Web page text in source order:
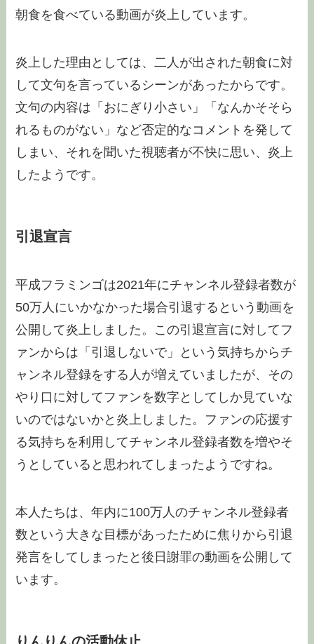
朝食を食べている動画が炎上しています。
炎上した理由としては、二人が出された朝食に対
して文句を言っているシーンがあったからです。
文句の内容は「おにぎり小さい」「なんかそそら
れるものがない」など否定的なコメントを発して
しまい、それを聞いた視聴者が不快に思い、炎上
したようです。
引退宣言
平成フラミンゴは2021年にチャンネル登録者数が
50万人にいかなかった場合引退するという動画を
公開して炎上しました。この引退宣言に対してフ
ァンからは「引退しないで」という気持ちからチ
ャンネル登録をする人が増えていましたが、その
やり口に対してファンを数字としてしか見ていな
いのではないかと炎上しました。ファンの応援す
る気持ちを利用してチャンネル登録者数を増やそ
うとしていると思われてしまったようですね。
本人たちは、年内に100万人のチャンネル登録者
数という大きな目標があったために焦りから引退
発言をしてしまったと後日謝罪の動画を公開して
います。